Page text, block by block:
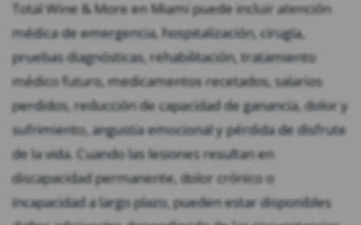
Total Wine & More en Miami puede incluir atención
médica de emergencia, hospitalización, cirugía,
pruebas diagnósticas, rehabilitación, tratamiento
médico futuro, medicamentos recetados, salarios
perdidos, reducción de capacidad de ganancia, dolor y
sufrimiento, angustia emocional y pérdida de disfrute
de la vida. Cuando las lesiones resultan en
discapacidad permanente, dolor crónico o
incapacidad a largo plazo, pueden estar disponibles